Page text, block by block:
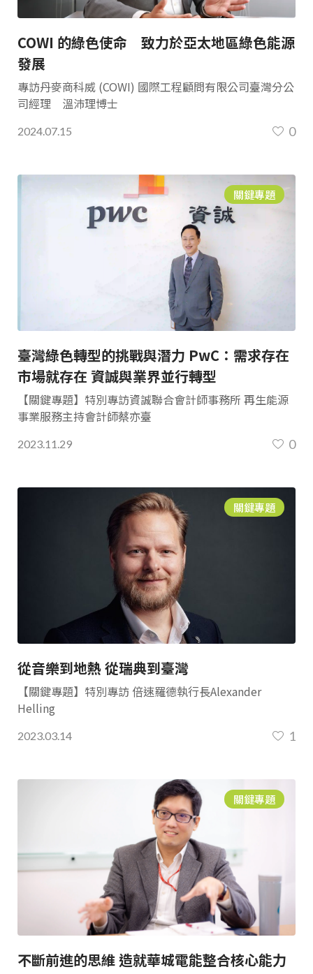
COWI 的綠色使命 致力於亞太地區綠色能源
發展
專訪丹麥商科威 (COWI) 國際工程顧問有限公司臺灣分公
司經理 溫沛理博士
2024.07.15 0
關鍵專題
臺灣綠色轉型的挑戰與潛力 PwC：需求存在
市場就存在 資誠與業界並行轉型
【關鍵專題】特別專訪資誠聯合會計師事務所 再生能源
事業服務主持會計師蔡亦臺
2023.11.29 0
關鍵專題
從音樂到地熱 從瑞典到臺灣
【關鍵專題】特別專訪 倍速羅德執行長Alexander
Helling
2023.03.14 1
關鍵專題
不斷前進的思維 造就華城電能整合核心能力